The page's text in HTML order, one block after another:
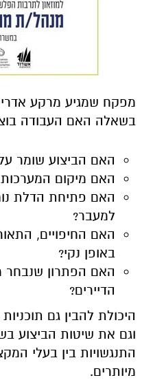
מפקח שמגיע מרקע
בשאלה האם העבודה
האם הביצוע שומר על
האם מיקום
האם פתיחת הדלת
למעבר?
האם החיפויים,
באופן נקי?
האם הפתרון שנבחר
הדיירים?
היכולת להבין גם
וגם את שיטות הביצוע
התנגשויות בין בעלי
מיותרים.